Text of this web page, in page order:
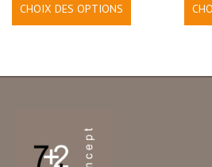
CHOIX DES OPTIONS